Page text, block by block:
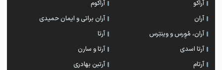
آراکو
آراکوم
آران
آران براتی و ایمان حمیدی
آران، مُوِرس و وینتِرس
آرتا
آرتا اسدی
آرتا و سارن
آرتام
آرتبن بهادری